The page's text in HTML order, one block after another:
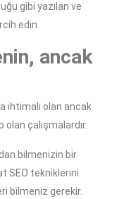
gibi yazılan ve
edin.
ancak
ihtimali olan ancak
çalışmalardır.
bilmenizin bir
SEO tekniklerini
bilmeniz gerekir.